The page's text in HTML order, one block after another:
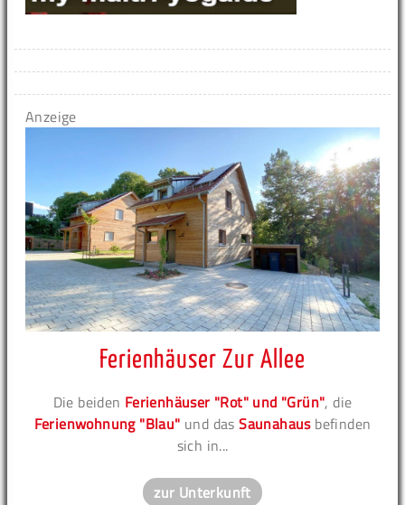
Anzeige
Ferienhäuser Zur Allee
Die beiden Ferienhäuser "Rot" und "Grün", die
Ferienwohnung "Blau" und dasSaunahausbefinden
sich in...
zur Unterkunft